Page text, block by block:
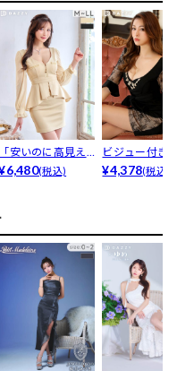
「安いのに高見え
る」と高レビュ
(税込)
ビジュー付き
ーレーススリ
¥4,378(税込)